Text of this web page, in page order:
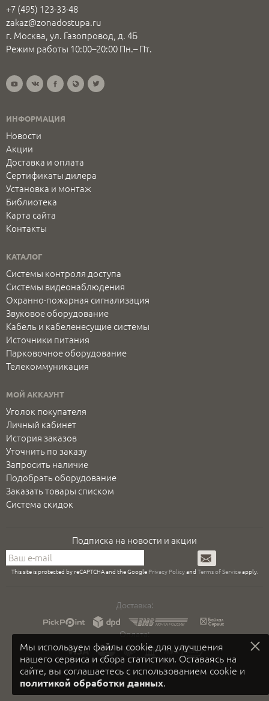
Мы используем файлы cookie для улучшения
нашего сервиса и сбора статистики. Оставаясь на
сайте, вы соглашаетесь с использованием cookie и
политикой обработки данных.
+7 (495) 123-33-48
zakaz@zonadostupa.ru
г. Москва, ул. Газопровод, д. 4Б
Режим работы 10:00–20:00 Пн.– Пт.
ИНФОРМАЦИЯ
Новости
Акции
Доставка и оплата
Сертификаты дилера
Установка и монтаж
Библиотека
Карта сайта
Контакты
КАТАЛОГ
Системы контроля доступа
Системы видеонаблюдения
Охранно-пожарная сигнализация
Звуковое оборудование
Кабель и кабеленесущие системы
Источники питания
Парковочное оборудование
Телекоммуникация
МОЙ АККАУНТ
Уголок покупателя
Личный кабинет
История заказов
Уточнить по заказу
Запросить наличие
Подобрать оборудование
Заказать товары списком
Система скидок
Подписка на новости и акции
Подписаться
This site is protected by reCAPTCHA and the Google Privacy Policyand Terms of Serviceapply.
Доставка:
Оплата: